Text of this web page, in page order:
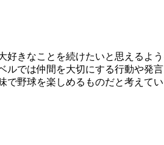
きなことを続けたいと思える
では仲間を大切にする行動や
野球を楽しめるものだと考えてい